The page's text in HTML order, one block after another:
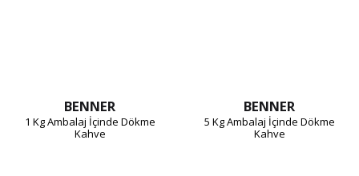
BENNER
1 Kg Ambalaj İçinde Dökme
Kahve
BENNER
5 Kg Ambalaj İçinde Dökme
Kahve